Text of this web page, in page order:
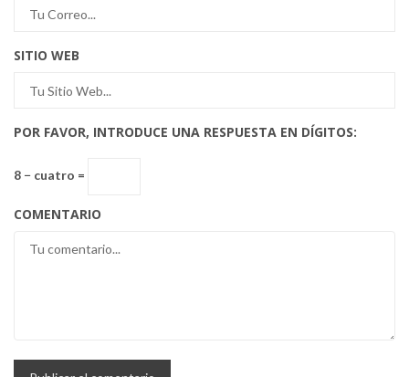
SITIO WEB
POR FAVOR, INTRODUCE UNA RESPUESTA EN DÍGITOS:
8 − cuatro =
COMENTARIO